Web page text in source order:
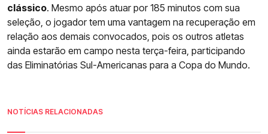
clássico. Mesmo após atuar por 185 minutos com sua
seleção, o jogador tem uma vantagem na recuperação em
relação aos demais convocados, pois os outros atletas
ainda estarão em campo nesta terça-feira, participando
das Eliminatórias Sul-Americanas para a Copa do Mundo.
NOTÍCIAS RELACIONADAS